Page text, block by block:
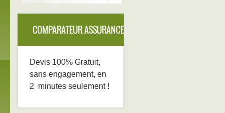
COMPARATEUR ASSURANCE
DECENNALE
Devis 100% Gratuit,
sans engagement, en
2 minutes seulement !